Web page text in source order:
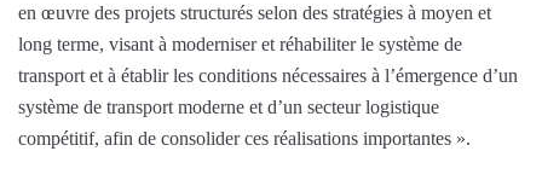
en œuvre des projets structurés selon des stratégies à moyen et
long terme, visant à moderniser et réhabiliter le système de
transport et à établir les conditions nécessaires à l’émergence d’un
système de transport moderne et d’un secteur logistique
compétitif, afin de consolider ces réalisations importantes ».